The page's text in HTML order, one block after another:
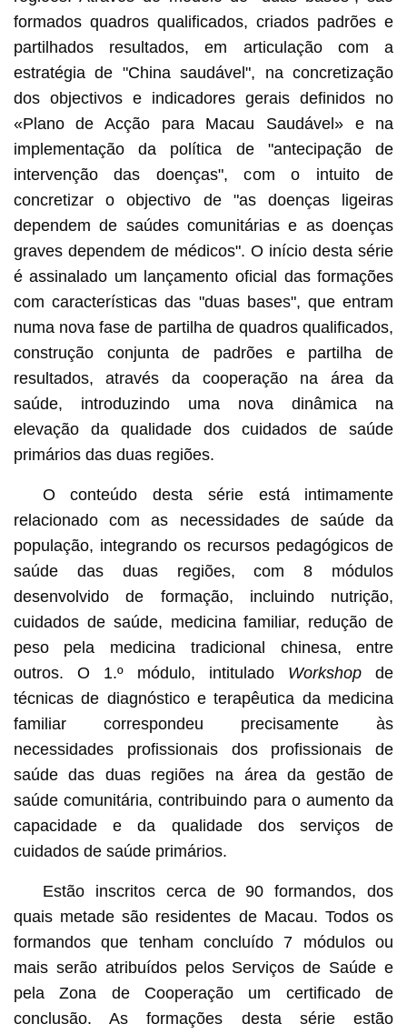
formados quadros qualificados, criados padrões e
partilhados resultados, em articulação com a
estratégia de "China saudável", na concretização
dos objectivos e indicadores gerais definidos no
«Plano de Acção para Macau Saudável» e na
implementação da política de "antecipação de
intervenção das doenças", com o intuito de
concretizar o objectivo de "as doenças ligeiras
dependem de saúdes comunitárias e as doenças
graves dependem de médicos". O início desta série
é assinalado um lançamento oficial das formações
com características das "duas bases", que entram
numa nova fase de partilha de quadros qualificados,
construção conjunta de padrões e partilha de
resultados, através da cooperação na área da
saúde, introduzindo uma nova dinâmica na
elevação da qualidade dos cuidados de saúde
primários das duas regiões.
O conteúdo desta série está intimamente
relacionado com as necessidades de saúde da
população, integrando os recursos pedagógicos de
saúde das duas regiões, com 8 módulos
desenvolvido de formação, incluindo nutrição,
cuidados de saúde, medicina familiar, redução de
peso pela medicina tradicional chinesa, entre
outros. O 1.º módulo, intitulado Workshop de
técnicas de diagnóstico e terapêutica da medicina
familiar correspondeu precisamente às
necessidades profissionais dos profissionais de
saúde das duas regiões na área da gestão de
saúde comunitária, contribuindo para o aumento da
capacidade e da qualidade dos serviços de
cuidados de saúde primários.
Estão inscritos cerca de 90 formandos, dos
quais metade são residentes de Macau. Todos os
formandos que tenham concluído 7 módulos ou
mais serão atribuídos pelos Serviços de Saúde e
pela Zona de Cooperação um certificado de
conclusão. As formações desta série estão